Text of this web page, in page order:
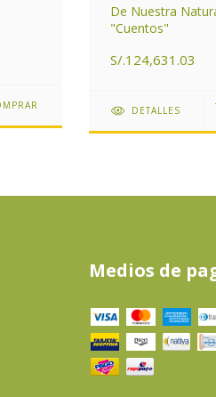
De Nuestra
"Cuentos"
S/.124,631.03
DETALLES
Medios de